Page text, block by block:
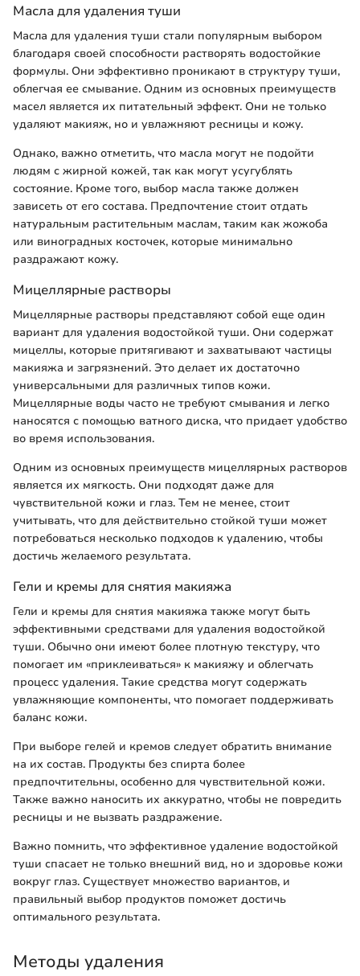
Масла для удаления туши
Масла для удаления туши стали популярным выбором
благодаря своей способности растворять водостойкие
формулы. Они эффективно проникают в структуру туши,
облегчая ее смывание. Одним из основных преимуществ
масел является их питательный эффект. Они не только
удаляют макияж, но и увлажняют ресницы и кожу.
Однако, важно отметить, что масла могут не подойти
людям с жирной кожей, так как могут усугублять
состояние. Кроме того, выбор масла также должен
зависеть от его состава. Предпочтение стоит отдать
натуральным растительным маслам, таким как жожоба
или виноградных косточек, которые минимально
раздражают кожу.
Мицеллярные растворы
Мицеллярные растворы представляют собой еще один
вариант для удаления водостойкой туши. Они содержат
мицеллы, которые притягивают и захватывают частицы
макияжа и загрязнений. Это делает их достаточно
универсальными для различных типов кожи.
Мицеллярные воды часто не требуют смывания и легко
наносятся с помощью ватного диска, что придает удобство
во время использования.
Одним из основных преимуществ мицеллярных растворов
является их мягкость. Они подходят даже для
чувствительной кожи и глаз. Тем не менее, стоит
учитывать, что для действительно стойкой туши может
потребоваться несколько подходов к удалению, чтобы
достичь желаемого результата.
Гели и кремы для снятия макияжа
Гели и кремы для снятия макияжа также могут быть
эффективными средствами для удаления водостойкой
туши. Обычно они имеют более плотную текстуру, что
помогает им «приклеиваться» к макияжу и облегчать
процесс удаления. Такие средства могут содержать
увлажняющие компоненты, что помогает поддерживать
баланс кожи.
При выборе гелей и кремов следует обратить внимание
на их состав. Продукты без спирта более
предпочтительны, особенно для чувствительной кожи.
Также важно наносить их аккуратно, чтобы не повредить
ресницы и не вызвать раздражение.
Важно помнить, что эффективное удаление водостойкой
туши спасает не только внешний вид, но и здоровье кожи
вокруг глаз. Существует множество вариантов, и
правильный выбор продуктов поможет достичь
оптимального результата.
Методы удаления